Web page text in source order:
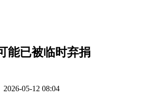
能已被临时弃捐
2026-05-12 08:04